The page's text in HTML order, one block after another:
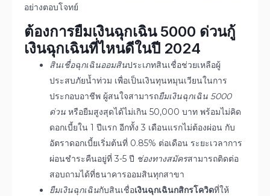
อย่างตอบโจทย์
ต้องการยืมเงินฉุกเฉิน 5000 ด่วนกู้
เงินฉุกเฉินที่ไหนดีในปี 2024
สินเชื่อฉุกเฉินออมสินประเภทสินเชื่อช่วยเหลือผู้
ประสบภัยน้ำท่วม เพื่อเป็นเงินทุนหมุนเวียนในการ
ประกอบอาชีพ ผู้สนใจสามารถยืมเงินฉุกเฉิน 5000
ด่วน หรือยืมสูงสุดได้ไม่เกิน 50,000 บาท พร้อมไม่คิด
ดอกเบี้ยใน 1 ปีแรก อีกทั้ง 3 เดือนแรกไม่ต้องผ่อน กับ
อัตราดอกเบี้ยเริ่มต้นที่ 0.85% ต่อเดือน ระยะเวลาการ
ผ่อนชำระคืนอยู่ที่ 3-5 ปี ช่องทางสมัครสามารถติดต่อ
สอบถามได้ที่ธนาคารออมสินทุกสาขา
ยืมเงินฉุกเฉินกับสินเชื่อเงินฉุกเฉินกสิกรโควิดที่ให้